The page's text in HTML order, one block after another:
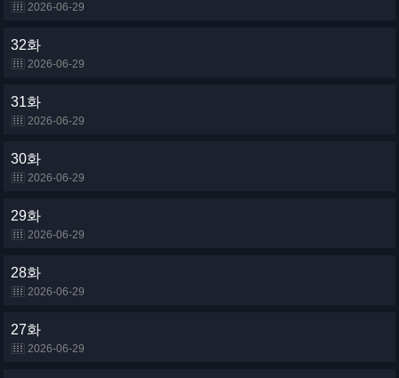
2026-06-29
32화
2026-06-29
31화
2026-06-29
30화
2026-06-29
29화
2026-06-29
28화
2026-06-29
27화
2026-06-29